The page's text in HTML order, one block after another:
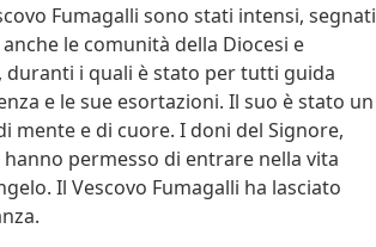
Fumagalli sono stati intensi, segnati
le comunità della Diocesi e
i quali è stato per tutti guida
e le sue esortazioni. Il suo è stato un
mente e di cuore. I doni del Signore,
permesso di entrare nella vita
Il Vescovo Fumagalli ha lasciato